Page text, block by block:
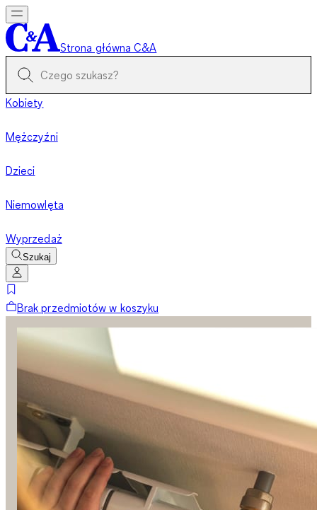
Strona główna C&A
Kobiety
Mężczyźni
Dzieci
Niemowlęta
Wyprzedaż
Szukaj
Brak przedmiotów w koszyku